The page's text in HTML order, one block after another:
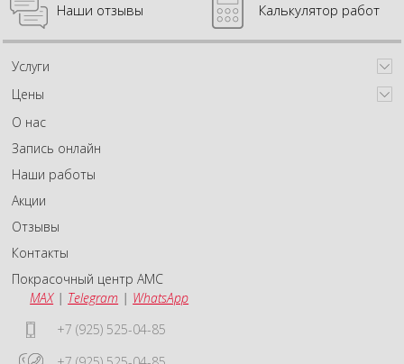
Наши отзывы Калькулятор работ
Услуги
Цены
О нас
Запись онлайн
Наши работы
Акции
Отзывы
Контакты
Покрасочный центр АМС
MAX| Telegram | WhatsApp
+7 (925) 525-04-85